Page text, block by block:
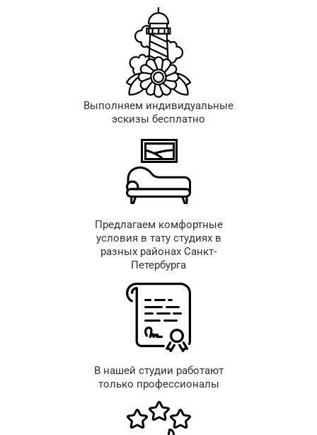
Выполняем индивидуальные
эскизы бесплатно
Предлагаем комфортные
условия в тату студиях в
разных районах Санкт-
Петербурга
В нашей студии работают
только профессионалы